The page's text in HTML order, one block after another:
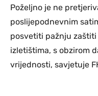
Poželjno je ne
poslijepodnevnim
posvetiti pažnju
izletištima, s obzirom
vrijednosti, savjetuje